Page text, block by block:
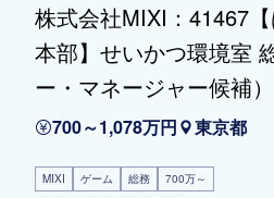
株式会社MIXI：41467
本部】せいかつ環境室
ー・マネージャー候補）
700～1,078万円 東京都
MIXI ゲーム 総務 700万～